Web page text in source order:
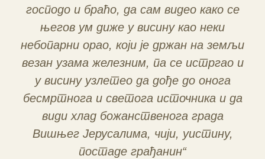
господо и браћо, да сам видео како се
његов ум диже у висину као неки
небопарни орао, који је држан на земљи
везан узама железним, па се истргао и
у висину узлетео да дође до онога
бесмртнога и светога источника и да
види хлад божанственога града
Вишњег Јерусалима, чији, уистину,
постаде грађанин“